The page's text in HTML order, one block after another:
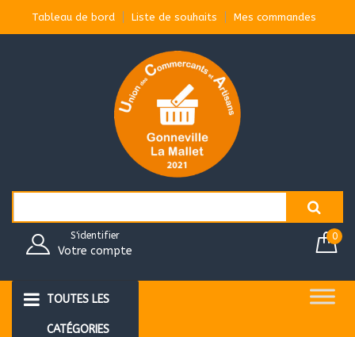
Tableau de bord Liste de souhaits Mes commandes
S'identifier
Votre compte
0
TOUTES LES
CATÉGORIES